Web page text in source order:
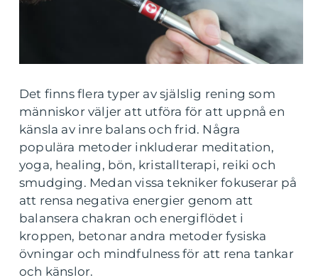
Det finns flera typer av själslig rening som
människor väljer att utföra för att uppnå en
känsla av inre balans och frid. Några
populära metoder inkluderar meditation,
yoga, healing, bön, kristallterapi, reiki och
smudging. Medan vissa tekniker fokuserar på
att rensa negativa energier genom att
balansera chakran och energiflödet i
kroppen, betonar andra metoder fysiska
övningar och mindfulness för att rena tankar
och känslor.